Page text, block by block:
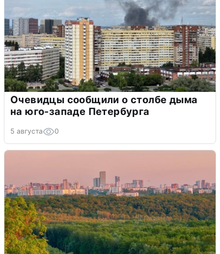
Очевидцы сообщили о столбе дыма
на юго-западе Петербурга
5 августа 0